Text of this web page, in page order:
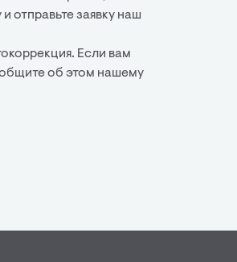
отправьте заявку наш
Если вам
об этом нашему